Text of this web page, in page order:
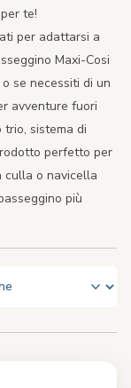
te!
per adattarsi a
Maxi-Cosi
se necessiti di un
avventure fuori
trio, sistema di
perfetto per
culla o navicella
più